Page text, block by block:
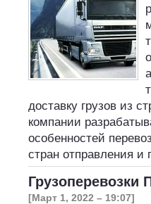
доставку грузов из
компании
особенностей
стран отправления
Грузоперевозки
[Март 1, 2022 – 19:07]